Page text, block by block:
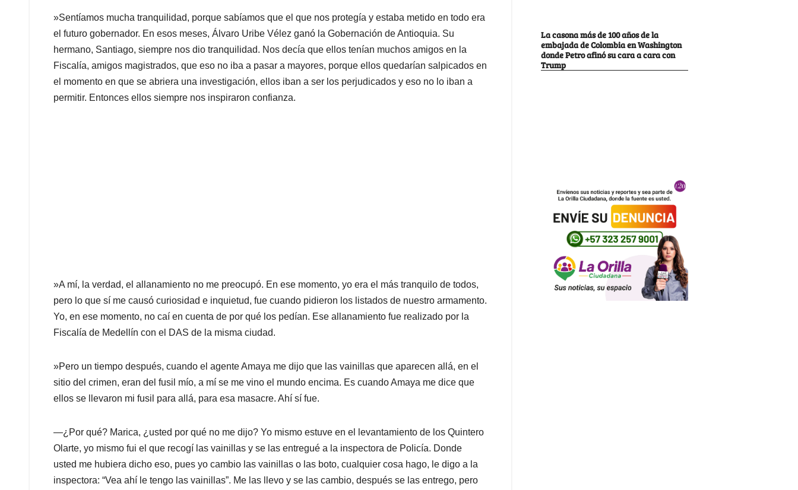
»Sentíamos mucha tranquilidad, porque sabíamos que el que nos protegía y estaba metido en todo era
el futuro gobernador. En esos meses, Álvaro Uribe Vélez ganó la Gobernación de Antioquia. Su
hermano, Santiago, siempre nos dio tranquilidad. Nos decía que ellos tenían muchos amigos en la
Fiscalía, amigos magistrados, que eso no iba a pasar a mayores, porque ellos quedarían salpicados en
el momento en que se abriera una investigación, ellos iban a ser los perjudicados y eso no lo iban a
permitir. Entonces ellos siempre nos inspiraron confianza.
»A mí, la verdad, el allanamiento no me preocupó. En ese momento, yo era el más tranquilo de todos,
pero lo que sí me causó curiosidad e inquietud, fue cuando pidieron los listados de nuestro armamento.
Yo, en ese momento, no caí en cuenta de por qué los pedían. Ese allanamiento fue realizado por la
Fiscalía de Medellín con el DAS de la misma ciudad.
»Pero un tiempo después, cuando el agente Amaya me dijo que las vainillas que aparecen allá, en el
sitio del crimen, eran del fusil mío, a mí se me vino el mundo encima. Es cuando Amaya me dice que
ellos se llevaron mi fusil para allá, para esa masacre. Ahí sí fue.
—¿Por qué? Marica, ¿usted por qué no me dijo? Yo mismo estuve en el levantamiento de los Quintero
Olarte, yo mismo fui el que recogí las vainillas y se las entregué a la inspectora de Policía. Donde
usted me hubiera dicho eso, pues yo cambio las vainillas o las boto, cual­quier cosa hago, le digo a la
inspectora: “Vea ahí le tengo las vainillas”. Me las llevo y se las cambio, después se las entrego, pero
La casona más de 100 años de la
embajada de Colombia en Washington
donde Petro afinó su cara a cara con
Trump